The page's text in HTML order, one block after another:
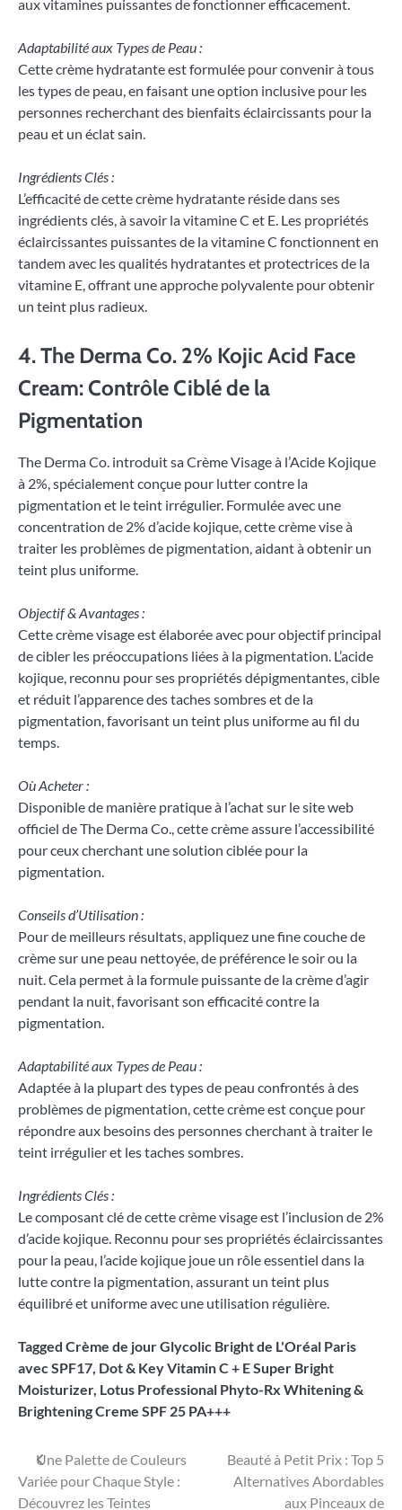
aux vitamines puissantes de fonctionner efficacement.
Adaptabilité aux Types de Peau :
Cette crème hydratante est formulée pour convenir à tous
les types de peau, en faisant une option inclusive pour les
personnes recherchant des bienfaits éclaircissants pour la
peau et un éclat sain.
Ingrédients Clés :
L’efficacité de cette crème hydratante réside dans ses
ingrédients clés, à savoir la vitamine C et E. Les propriétés
éclaircissantes puissantes de la vitamine C fonctionnent en
tandem avec les qualités hydratantes et protectrices de la
vitamine E, offrant une approche polyvalente pour obtenir
un teint plus radieux.
4. The Derma Co. 2% Kojic Acid Face
Cream: Contrôle Ciblé de la
Pigmentation
The Derma Co. introduit sa Crème Visage à l’Acide Kojique
à 2%, spécialement conçue pour lutter contre la
pigmentation et le teint irrégulier. Formulée avec une
concentration de 2% d’acide kojique, cette crème vise à
traiter les problèmes de pigmentation, aidant à obtenir un
teint plus uniforme.
Objectif & Avantages :
Cette crème visage est élaborée avec pour objectif principal
de cibler les préoccupations liées à la pigmentation. L’acide
kojique, reconnu pour ses propriétés dépigmentantes, cible
et réduit l’apparence des taches sombres et de la
pigmentation, favorisant un teint plus uniforme au fil du
temps.
Où Acheter :
Disponible de manière pratique à l’achat sur le site web
officiel de The Derma Co., cette crème assure l’accessibilité
pour ceux cherchant une solution ciblée pour la
pigmentation.
Conseils d’Utilisation :
Pour de meilleurs résultats, appliquez une fine couche de
crème sur une peau nettoyée, de préférence le soir ou la
nuit. Cela permet à la formule puissante de la crème d’agir
pendant la nuit, favorisant son efficacité contre la
pigmentation.
Adaptabilité aux Types de Peau :
Adaptée à la plupart des types de peau confrontés à des
problèmes de pigmentation, cette crème est conçue pour
répondre aux besoins des personnes cherchant à traiter le
teint irrégulier et les taches sombres.
Ingrédients Clés :
Le composant clé de cette crème visage est l’inclusion de 2%
d’acide kojique. Reconnu pour ses propriétés éclaircissantes
pour la peau, l’acide kojique joue un rôle essentiel dans la
lutte contre la pigmentation, assurant un teint plus
équilibré et uniforme avec une utilisation régulière.
Tagged Crème de jour Glycolic Bright de L'Oréal Paris
avec SPF17, Dot & Key Vitamin C + E Super Bright
Moisturizer, Lotus Professional Phyto-Rx Whitening &
Brightening Creme SPF 25 PA+++
Navigation
de
Une Palette de Couleurs
Variée pour Chaque Style :
Découvrez les Teintes
Beauté à Petit Prix : Top 5
Alternatives Abordables
aux Pinceaux de